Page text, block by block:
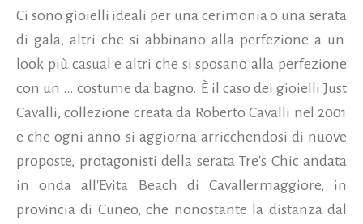
Ci sono gioielli ideali per una cerimonia o una serata
di gala, altri che si abbinano alla perfezione a un
look più casual e altri che si sposano alla perfezione
con un … costume da bagno. È il caso dei gioielli Just
Cavalli, collezione creata da Roberto Cavalli nel 2001
e che ogni anno si aggiorna arricchendosi di nuove
proposte, protagonisti della serata Tre's Chic andata
in onda all'Evita Beach di Cavallermaggiore, in
provincia di Cuneo, che nonostante la distanza dal